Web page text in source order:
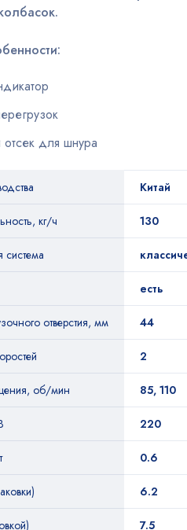
для шнура
Китай
кг/ч 130
есть
отверстия, мм 44
2
об/мин 85, 110
220
0.6
6.2
7.5